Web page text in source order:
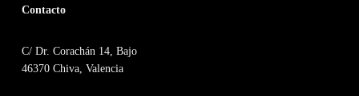
Contacto
C/ Dr. Corachán 14, Bajo
46370 Chiva, Valencia